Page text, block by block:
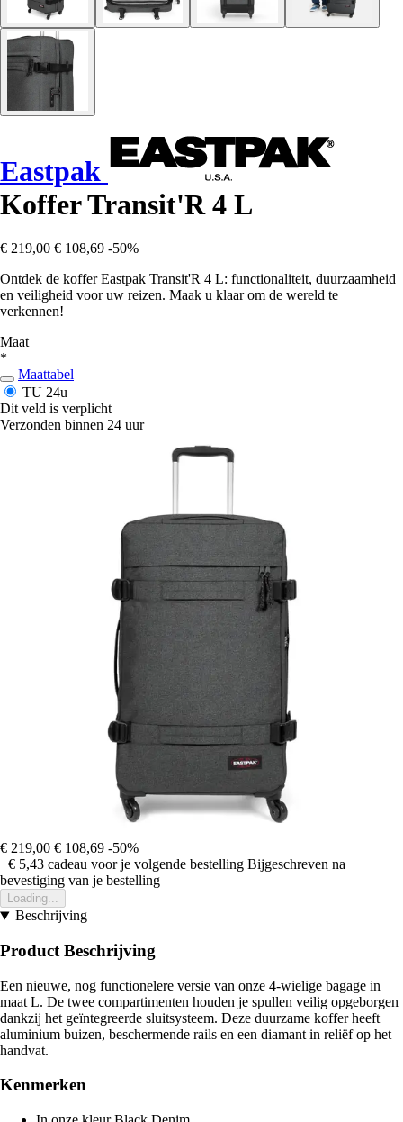
Eastpak
Koffer Transit'R 4 L
€ 219,00 € 108,69 -50%
Ontdek de koffer Eastpak Transit'R 4 L: functionaliteit, duurzaamheid
en veiligheid voor uw reizen. Maak u klaar om de wereld te
verkennen!
Maat
*
Maattabel
TU 24u
Dit veld is verplicht
Verzonden binnen 24 uur
€ 219,00 € 108,69 -50%
+€ 5,43 cadeau voor je volgende bestelling Bijgeschreven na
bevestiging van je bestelling
Loading...
Beschrijving
Product Beschrijving
Een nieuwe, nog functionelere versie van onze 4-wielige bagage in
maat L. De twee compartimenten houden je spullen veilig opgeborgen
dankzij het geïntegreerde sluitsysteem. Deze duurzame koffer heeft
aluminium buizen, beschermende rails en een diamant in reliëf op het
handvat.
Kenmerken